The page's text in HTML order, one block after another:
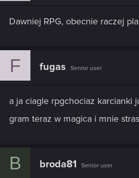
Dawniej RPG, obecnie raczej
F fugas Senior user
a ja ciagle rpgchociaz karcianki
gram teraz w magica i mnie
B broda81 Senior user